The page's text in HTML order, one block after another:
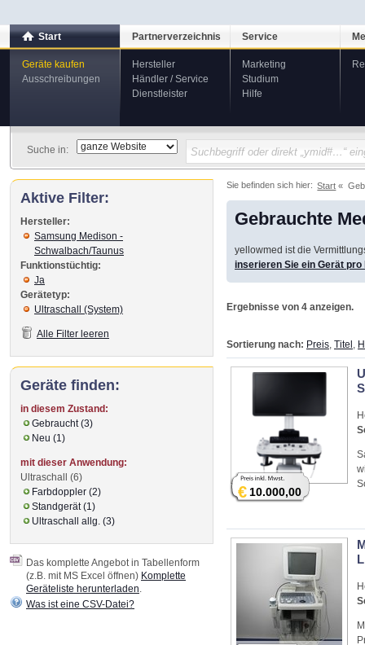
Start
Geräte kaufen
Ausschreibungen
Partnerverzeichnis
Hersteller
Händler / Service
Dienstleister
Service
Marketing
Studium
Hilfe
Suche in:
Sie befinden sich hier: Start
Gebrauchte
yellowmed ist die
inserieren Sie ein Gerät
Ergebnisse von 4 anzeigen.
Sortierung nach: Preis Titel
€10.000,00
Aktive Filter:
Hersteller:
Samsung Medison -
Schwalbach/Taunus
Funktionstüchtig:
Ja
Gerätetyp:
Ultraschall (System)
Alle Filter leeren
Geräte finden:
in diesem Zustand:
Gebraucht (3)
Neu (1)
mit dieser Anwendung:
Ultraschall (6)
Farbdoppler (2)
Standgerät (1)
Ultraschall allg. (3)
Das komplette Angebot in Tabellenform
(z.B. mit MS Excel öffnen) Komplette
Geräteliste herunterladen
Was ist eine CSV-Datei?